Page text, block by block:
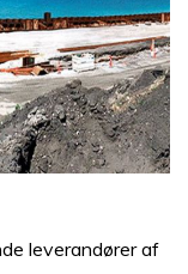
leverandører af